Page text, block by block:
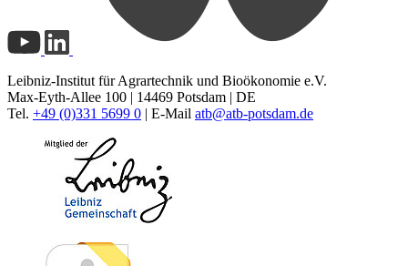
Leibniz-Institut für Agrartechnik und Bioökonomie e.V.
Max-Eyth-Allee 100 | 14469 Potsdam | DE
Tel. +49 (0)331 5699 0 | E-Mail atb@atb-potsdam.de